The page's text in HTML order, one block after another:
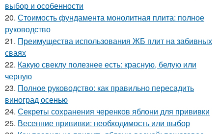
выбор и особенности
20. Стоимость фундамента монолитная плита: полное
руководство
21. Преимущества использования ЖБ плит на забивных
сваях
22. Какую свеклу полезнее есть: красную, белую или
черную
23. Полное руководство: как правильно пересадить
виноград осенью
24. Секреты сохранения черенков яблони для прививки
25. Весенние прививки: необходимость или выбор